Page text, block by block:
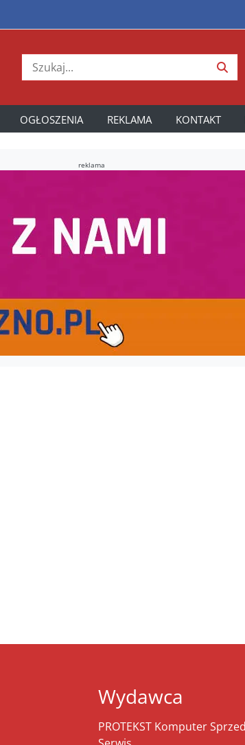
OGŁOSZENIA REKLAMA KONTAKT
reklama
Wydawca
PROTEKST Komputer